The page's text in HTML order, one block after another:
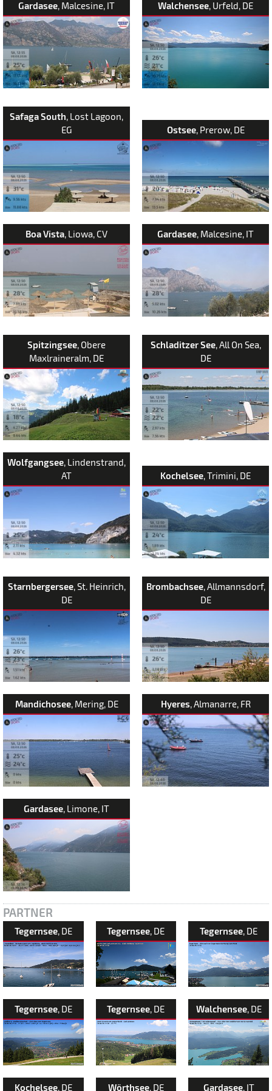
Gardasee, Malcesine, IT Walchensee, Urfeld, DE
Safaga South, Lost Lagoon,
EG
Ostsee, Prerow, DE
Boa Vista, Liowa, CV Gardasee, Malcesine, IT
Spitzingsee, Obere
Maxlraineralm, DE
Schladitzer See, All On Sea,
DE
Wolfgangsee, Lindenstrand,
AT
Kochelsee, Trimini, DE
Starnbergersee, St. Heinrich,
DE
Brombachsee, Allmannsdorf,
DE
Mandichosee, Mering, DE Hyeres, Almanarre, FR
Gardasee, Limone, IT
PARTNER
Tegernsee, DE Tegernsee , DE Tegernsee , DE
Tegernsee, DE Tegernsee, DE Walchensee, DE
Kochelsee, DE Wörthsee, DE Gardasee, IT